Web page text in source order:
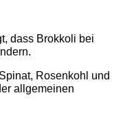
dass Brokkoli bei
Rosenkohl und
allgemeinen